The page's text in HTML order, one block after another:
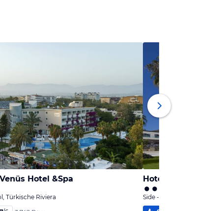
Hotel &Spa
Türkische Riviera
Hotel Serra Park
Side - Titreyengöl,